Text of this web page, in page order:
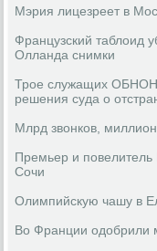
Мэрия лицезреет в
Французский таблоид
Олланда снимки
Трое служащих
решения суда о
Млрд звонков,
Премьер и
Сочи
Олимпийскую чашу в
Во Франции одобрили